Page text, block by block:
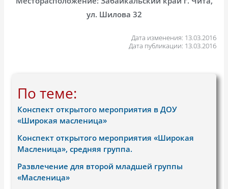
ул. Шилова 32
Дата изменения: 13.03.2016
Дата публикации: 13.03.2016
По теме:
Конспект открытого мероприятия в ДОУ
«Широкая масленица»
Конспект открытого мероприятия «Широкая
Масленица», средняя группа.
Развлечение для второй младшей группы
«Масленица»